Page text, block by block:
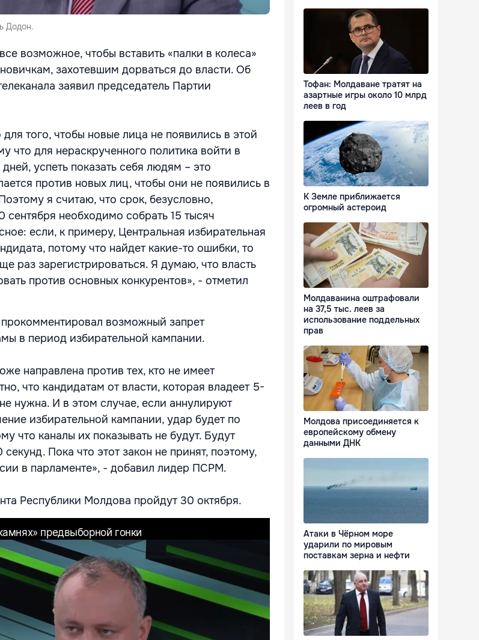
Додон.
возможное, чтобы вставить «палки в колеса»
захотевшим дорваться до власти. Об
заявил председатель Партии
того, чтобы новые лица не появились в этой
что для нераскрученного политика войти в
успеть показать себя людям – это
против новых лиц, чтобы они не появились в
я считаю, что срок, безусловно,
сентября необходимо собрать 15 тысяч
если, к примеру, Центральная избирательная
потому что найдет какие-то ошибки, то
раз зарегистрироваться. Я думаю, что власть
против основных конкурентов», - отметил
возможный запрет
в период избирательной кампании.
направлена против тех, кто не имеет
что кандидатам от власти, которая владеет 5-
нужна. И в этом случае, если аннулируют
избирательной кампании, удар будет по
что каналы их показывать не будут. Будут
Пока что этот закон не принят, поэтому,
в парламенте», - добавил лидер ПСРМ.
Республики Молдова пройдут 30 октября.
Тофан: Молдаване тратят на
азартные игры около 10 млрд
леев в год
К Земле приближается
огромный астероид
Молдаванина оштрафовали
на 37,5 тыс. леев за
использование поддельных
прав
Молдова присоединяется к
европейскому обмену
данными ДНК
Атаки в Чёрном море
ударили по мировым
поставкам зерна и нефти